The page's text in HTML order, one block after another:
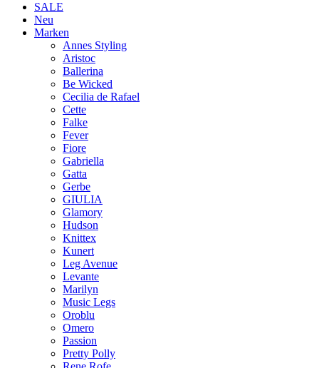
SALE
Neu
Marken
Annes Styling
Aristoc
Ballerina
Be Wicked
Cecilia de Rafael
Cette
Falke
Fever
Fiore
Gabriella
Gatta
Gerbe
GIULIA
Glamory
Hudson
Knittex
Kunert
Leg Avenue
Levante
Marilyn
Music Legs
Oroblu
Omero
Passion
Pretty Polly